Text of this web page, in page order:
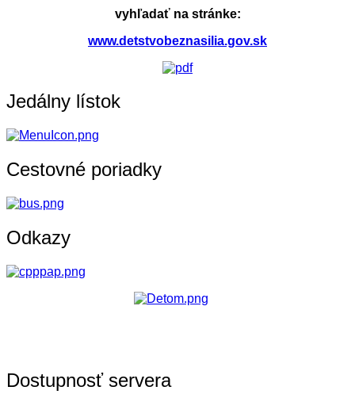
vyhľadať na stránke:
www.detstvobeznasilia.gov.sk
Jedálny lístok
Cestovné poriadky
Odkazy
Dostupnosť servera